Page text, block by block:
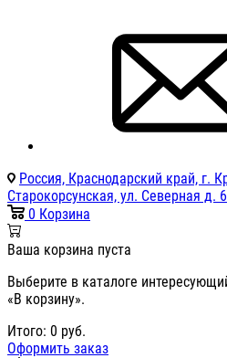
Россия, Краснодарский край, г.
Старокорсунская, ул. Северная д.
0 Корзина
Ваша корзина пуста
Выберите в каталоге
«В корзину».
Итого: 0 руб.
Оформить заказ